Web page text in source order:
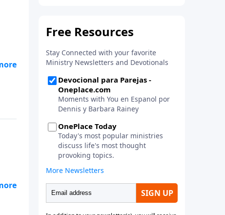
los principios de la Palabra de
familia, su iglesia y su
comunidad!